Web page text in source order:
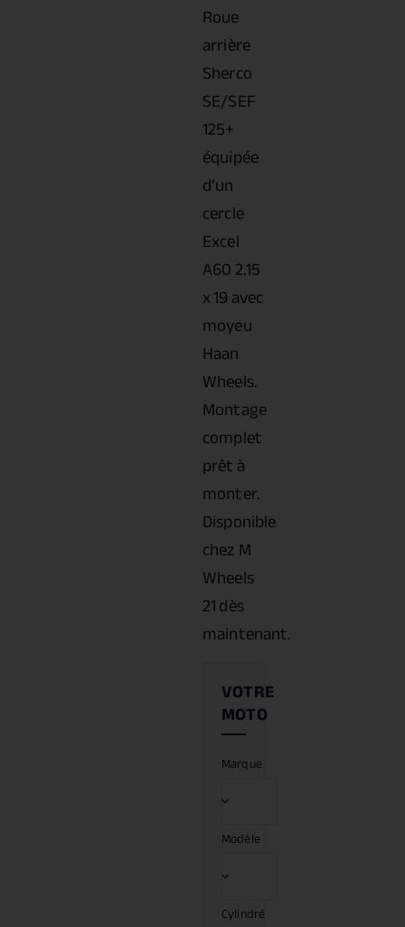
Roue
arrière
Sherco
SE/SEF
125+
équipée
d’un
cercle
Excel
A60 2.15
x 19 avec
moyeu
Haan
Wheels.
Montage
complet
prêt à
monter.
Disponible
chez M
Wheels
21 dès
maintenant.
Marque
Modèle
Cylindré